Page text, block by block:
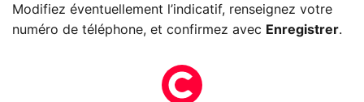
Modifiez éventuellement l’indicatif, renseignez votre
numéro de téléphone, et confirmez avec Enregistrer.